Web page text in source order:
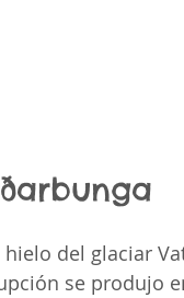
del glaciar
se produjo